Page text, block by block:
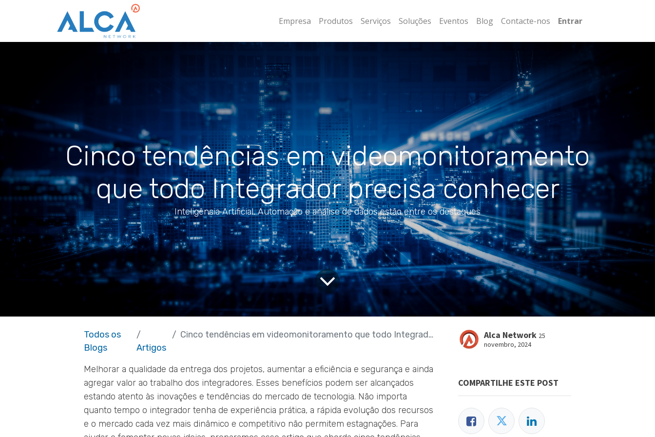
Empresa Produtos Serviços Soluções Eventos Blog Contacte-nos Entrar
Cinco tendências em videomonitoramento
que todo Integrador precisa conhecer
Inteligência Artificial, Automação e análise de dados estão entre os destaques
Todos os
Blogs
Artigos
Cinco tendências em videomonitoramento que todo Integrador precisa conhecer
Melhorar a qualidade da entrega dos projetos, aumentar a eficiência e segurança e ainda
agregar valor ao trabalho dos integradores. Esses benefícios podem ser alcançados
estando atento às inovações e tendências do mercado de tecnologia. Não importa
quanto tempo o integrador tenha de experiência prática, a rápida evolução dos recursos
e o mercado cada vez mais dinâmico e competitivo não permitem estagnações. Para
Alca Network 25
novembro, 2024
COMPARTILHE ESTE POST